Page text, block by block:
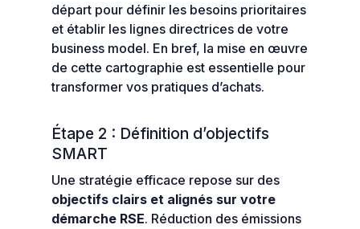
départ pour définir les besoins prioritaires
et établir les lignes directrices de votre
business model. En bref, la mise en œuvre
de cette cartographie est essentielle pour
transformer vos pratiques d’achats.
Étape 2 : Définition d’objectifs
SMART
Une stratégie efficace repose sur des
objectifs clairs et alignés sur votre
démarche RSE. Réduction des émissions